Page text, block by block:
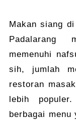
Makan siang
Padalarang
memenuhi
sih, jumlah
restoran
lebih
berbagai